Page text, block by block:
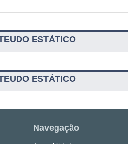
ESTÁTICO
ESTÁTICO
Navegação